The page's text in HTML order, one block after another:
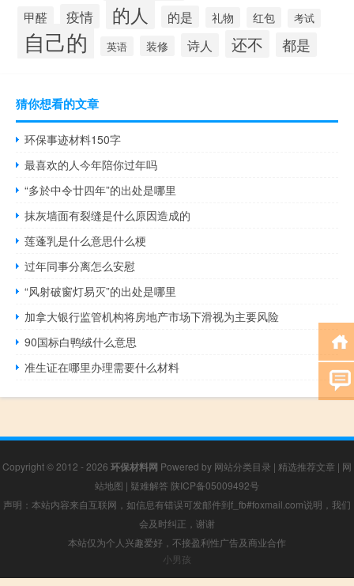
甲醛 疫情 的人 的是 礼物 红包 考试
自己的 英语 装修 诗人 还不 都是
猜你想看的文章
环保事迹材料150字
最喜欢的人今年陪你过年吗
“多於中令廿四年”的出处是哪里
抹灰墙面有裂缝是什么原因造成的
莲蓬乳是什么意思什么梗
过年同事分离怎么安慰
“风射破窗灯易灭”的出处是哪里
加拿大银行监管机构将房地产市场下滑视为主要风险
90国标白鸭绒什么意思
准生证在哪里办理需要什么材料
Copyright © 2012 - 2026 环保材料网 Powered by 网站分类目录 | 精选推荐文章 | 网
站地图 | 疑难解答 陕ICP备05009492号
声明：本站内容来自互联网，如信息有错误可发邮件到f_fb#foxmail.com说明，我们
会及时纠正，谢谢
本站仅为个人兴趣爱好，不接盈利性广告及商业合作
小男孩